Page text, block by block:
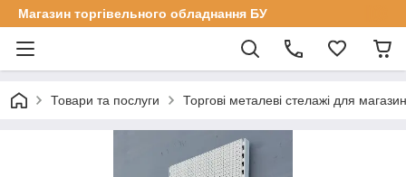
Магазин торгівельного обладнання БУ
Товари та послуги Торгові металеві стелажі для